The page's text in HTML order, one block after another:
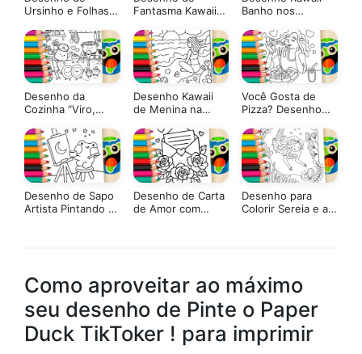
Ursinho e Folhas
Colorir
Fantasma Kawaii
Encantada para
Colorir
Banho nos
Desenho da
Cozinha “Viro,
Colorir Online
Desenho Kawaii
de Menina na
Imprimir PDF
Grátis ou Pintar
Online!
Você Gosta de
Pizza? Desenho
Online ou Imprima
em PDF Grátis
Desenho de Sapo
Artista Pintando a
Desenho de Carta
de Amor com
Desenho para
Colorir Sereia e a
Como aproveitar ao máximo
seu desenho de Pinte o Paper
Duck TikToker ! para imprimir